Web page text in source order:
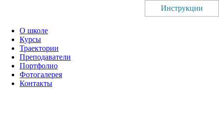
О школе
Курсы
Траектории
Преподаватели
Портфолио
Фотогалерея
Контакты
Инструкции